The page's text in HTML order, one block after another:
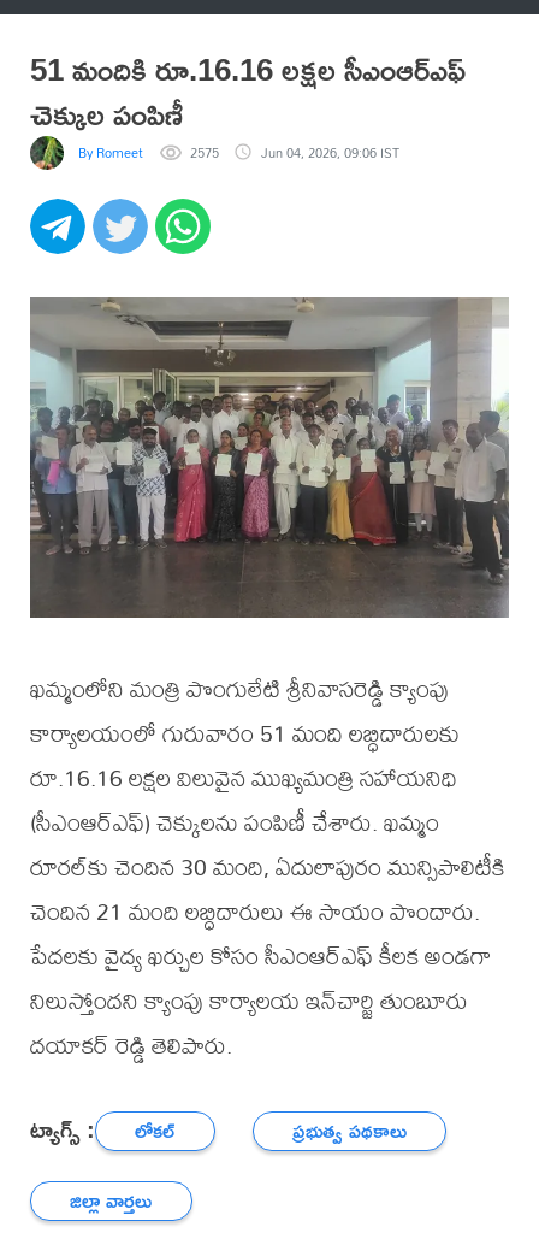
51 మందికి రూ.16.16 లక్షల సీఎంఆర్‌ఎఫ్
చెక్కుల పంపిణీ
By Romeet 2575 Jun 04, 2026, 09:06 IST
ఖమ్మంలోని మంత్రి పొంగులేటి శ్రీనివాసరెడ్డి క్యాంపు
కార్యాలయంలో గురువారం 51 మంది లబ్ధిదారులకు
రూ.16.16 లక్షల విలువైన ముఖ్యమంత్రి సహాయనిధి
(సీఎంఆర్‌ఎఫ్) చెక్కులను పంపిణీ చేశారు. ఖమ్మం
రూరల్‌కు చెందిన 30 మంది, ఏదులాపురం మున్సిపాలిటీకి
చెందిన 21 మంది లబ్ధిదారులు ఈ సాయం పొందారు.
పేదలకు వైద్య ఖర్చుల కోసం సీఎంఆర్‌ఎఫ్ కీలక అండగా
నిలుస్తోందని క్యాంపు కార్యాలయ ఇన్‌చార్జి తుంబూరు
దయాకర్ రెడ్డి తెలిపారు.
ట్యాగ్స్ : లోకల్
ప్రభుత్వ పథకాలు
జిల్లా వార్తలు